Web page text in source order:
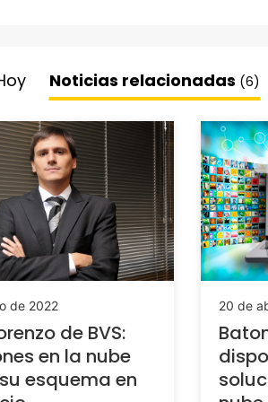
Noticias relacionadas (6)
de 2022
de BVS:
en la nube
esquema en
20 de